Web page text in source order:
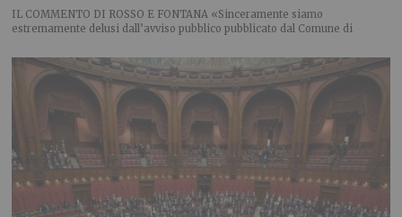
IL COMMENTO DI ROSSO E FONTANA «Sinceramente siamo
estremamente delusi dall’avviso pubblico pubblicato dal Comune di